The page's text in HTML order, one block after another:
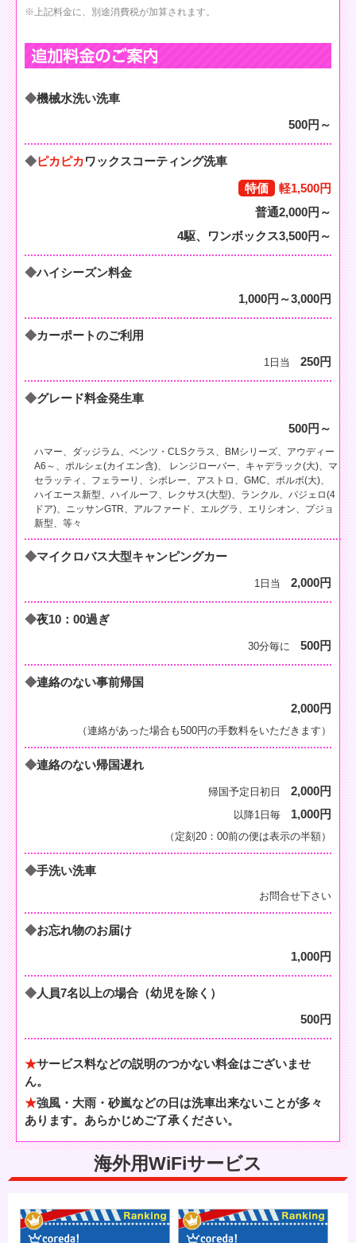
※上記料金に、別途消費税が加算されます。
機械水洗い洗車
500円～
ピカピカワックスコーティング洗車
特価
軽1,500円
普通2,000円～
4駆、ワンボックス3,500円～
ハイシーズン料金
1,000円～3,000円
カーポートのご利用
1日当 250円
グレード料金発生車
500円～
ハマー、ダッジラム、ベンツ・CLSクラス、BMシリーズ、アウディー
A6～、ポルシェ(カイエン含)、 レンジローバー、キャデラック(大)、マ
セラッティ、フェラーリ、シボレー、アストロ、GMC、ボルボ(大)、
ハイエース新型、ハイルーフ、レクサス(大型)、ランクル、パジェロ(4
ドア)、ニッサンGTR、アルファード、エルグラ、エリシオン、プジョ
新型、等々
マイクロバス大型キャンピングカー
1日当 2,000円
夜10：00過ぎ
30分毎に 500円
連絡のない事前帰国
2,000円
（連絡があった場合も500円の手数料をいただきます）
連絡のない帰国遅れ
帰国予定日初日 2,000円
以降1日毎 1,000円
（定刻20：00前の便は表示の半額）
手洗い洗車
お問合せ下さい
お忘れ物のお届け
1,000円
人員7名以上の場合 （幼児を除く）
500円
サービス料などの説明のつかない料金はございませ
ん。
強風・大雨・砂嵐などの日は洗車出来ないことが多々
あります。あらかじめご了承ください。
海外用WiFiサービス